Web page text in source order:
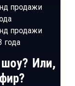
продажи
продажи
года
Или,